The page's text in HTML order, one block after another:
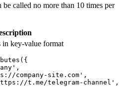
called no more than 10 times per
key-value format
company-site.com',
t.me/telegram-channel',